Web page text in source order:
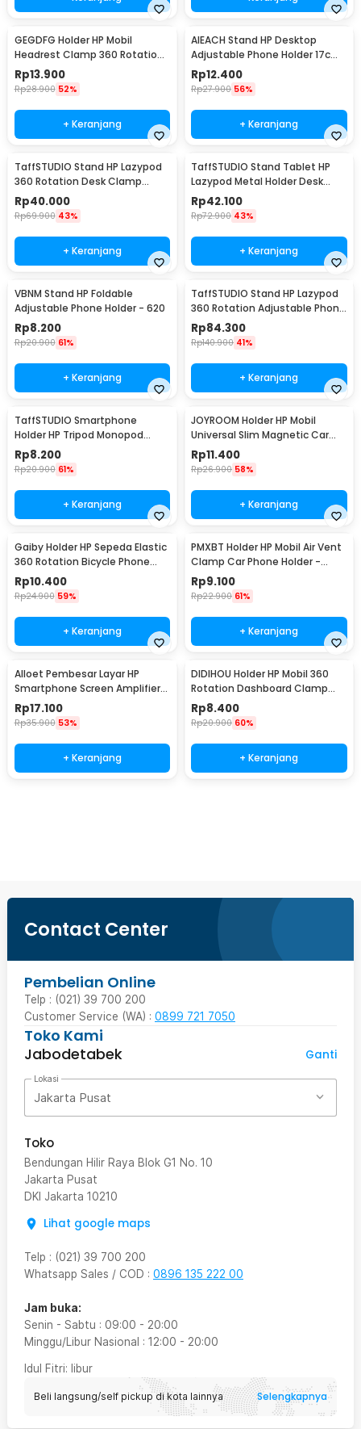
GEGDFG Holder HP Mobil
Headrest Clamp 360 Rotation
Car Phone Holder - GP97
Rp13.900
Rp28.900 52%
+ Keranjang
AIEACH Stand HP Desktop
Adjustable Phone Holder 17cm
- K2
Rp12.400
Rp27.900 56%
+ Keranjang
TaffSTUDIO Stand HP Lazypod
360 Rotation Desk Clamp
Smartphone Holder - D9
Rp40.000
Rp69.900 43%
+ Keranjang
TaffSTUDIO Stand Tablet HP
Lazypod Metal Holder Desk
Clamp 6-8 Inch - D9
Rp42.100
Rp72.900 43%
+ Keranjang
VBNM Stand HP Foldable
Adjustable Phone Holder - 620
Rp8.200
Rp20.900 61%
+ Keranjang
TaffSTUDIO Stand HP Lazypod
360 Rotation Adjustable Phone
Holder - GH027
Rp84.300
Rp140.900 41%
+ Keranjang
TaffSTUDIO Smartphone
Holder HP Tripod Monopod
Clamp Mount 1/4 Thread -
F360
Rp8.200
Rp20.900 61%
+ Keranjang
JOYROOM Holder HP Mobil
Universal Slim Magnetic Car
Phone Holder - F6
Rp11.400
Rp26.900 58%
+ Keranjang
Gaiby Holder HP Sepeda Elastic
360 Rotation Bicycle Phone
Holder - B07
Rp10.400
Rp24.900 59%
+ Keranjang
PMXBT Holder HP Mobil Air Vent
Clamp Car Phone Holder -
YC001
Rp9.100
Rp22.900 61%
+ Keranjang
Alloet Pembesar Layar HP
Smartphone Screen Amplifier
10 Inch - SY-11
Rp17.100
Rp35.900 53%
+ Keranjang
DIDIHOU Holder HP Mobil 360
Rotation Dashboard Clamp
Car Phone Holder - YB20-3
Rp8.400
Rp20.900 60%
+ Keranjang
Contact Center
Pembelian Online
Telp : (021) 39 700 200
Customer Service (WA) : 0899 721 7050
Toko Kami
Jabodetabek
Ganti
Lokasi
Jakarta Pusat
Toko
Bendungan Hilir Raya Blok G1 No. 10
Jakarta Pusat
DKI Jakarta 10210
Lihat google maps
Telp : (021) 39 700 200
Whatsapp Sales / COD : 0896 135 222 00
Jam buka:
Senin - Sabtu : 09:00 - 20:00
Minggu/Libur Nasional : 12:00 - 20:00
Idul Fitri: libur
Beli langsung/self pickup di kota lainnya Selengkapnya